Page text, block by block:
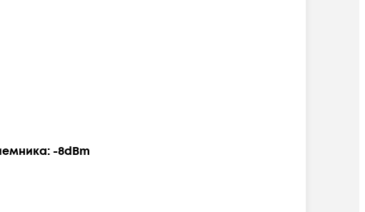
-8dBm